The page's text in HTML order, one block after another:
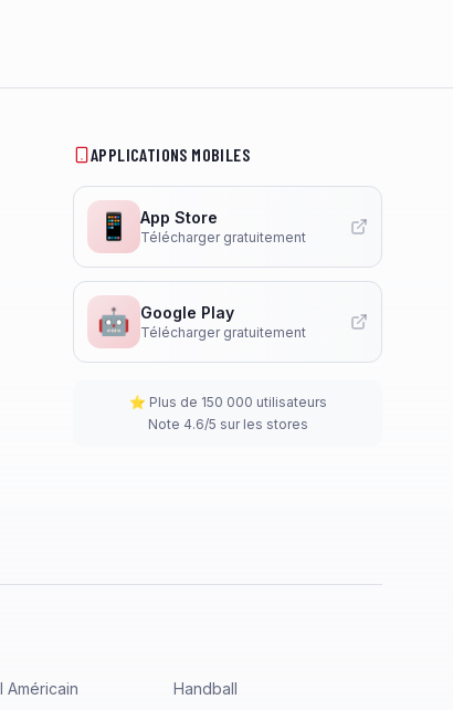
APPLICATIONS MOBILES
📱 App Store
Télécharger gratuitement
🤖 Google Play
Télécharger gratuitement
⭐ Plus de 150 000 utilisateurs
Note 4.6/5 sur les stores
Américain Handball